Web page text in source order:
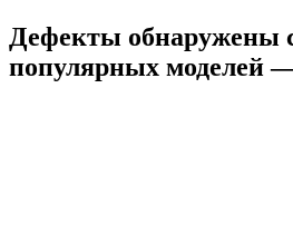
Дефекты обнаружены
популярных моделей